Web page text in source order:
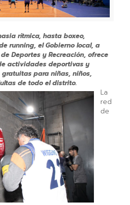
rítmica, hasta boxeo,
running, el Gobierno local, a
Deportes y Recreación, ofrece
actividades deportivas y
para niñas, niños,
de todo el distrito.
La
red
de